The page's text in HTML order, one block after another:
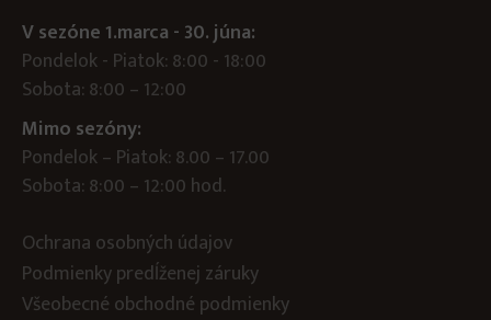
V sezóne 1.marca - 30. júna:
Pondelok - Piatok: 8:00 - 18:00
Sobota: 8:00 – 12:00
Mimo sezóny:
Pondelok – Piatok: 8.00 – 17.00
Sobota: 8:00 – 12:00 hod.
Ochrana osobných údajov
Podmienky predĺženej záruky
Všeobecné obchodné podmienky